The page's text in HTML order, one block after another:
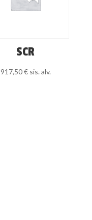
SCR
917,50€ sis. alv.